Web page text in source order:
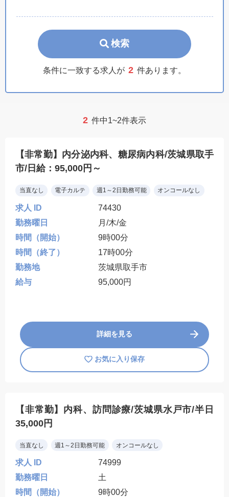
検索
条件に一致する求人が 2 件あります。
2 件中1~2件表示
【非常勤】内分泌内科、糖尿病内科/茨城県取手
市/日給：95,000円～
当直なし 電子カルテ 週1～2日勤務可能 オンコールなし
求人 ID
74430
勤務曜日
月/木/金
時間（開始）
9時00分
時間（終了）
17時00分
勤務地
茨城県取手市
給与
95,000円
詳細を見る
お気に入り保存
【非常勤】内科、訪問診療/茨城県水戸市/半日
35,000円
当直なし 週1～2日勤務可能 オンコールなし
求人 ID
74999
勤務曜日
土
時間（開始）
9時00分